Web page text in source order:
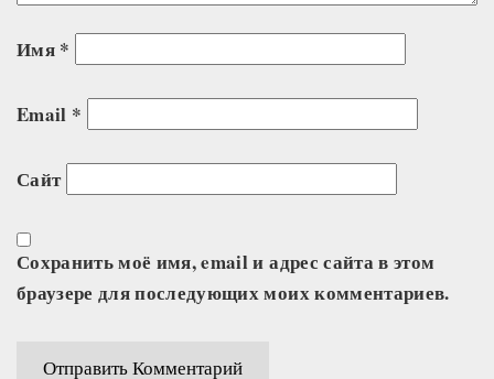
Имя *
Email *
Сайт
Сохранить моё имя, email и адрес сайта в этом
браузере для последующих моих комментариев.